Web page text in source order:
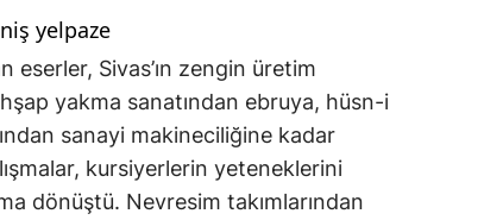
yelpaze
eserler, Sivas’ın zengin üretim
yakma sanatından ebruya, hüsn-i
sanayi makineciliğine kadar
kursiyerlerin yeteneklerini
dönüştü. Nevresim takımlarından